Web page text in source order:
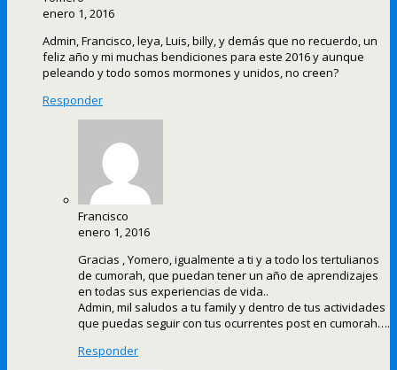
enero 1, 2016
Admin, Francisco, leya, Luis, billy, y demás que no recuerdo, un
feliz año y mi muchas bendiciones para este 2016 y aunque
peleando y todo somos mormones y unidos, no creen?
Responder
Francisco
enero 1, 2016
Gracias , Yomero, igualmente a ti y a todo los tertulianos
de cumorah, que puedan tener un año de aprendizajes
en todas sus experiencias de vida..
Admin, mil saludos a tu family y dentro de tus actividades
que puedas seguir con tus ocurrentes post en cumorah….
Responder